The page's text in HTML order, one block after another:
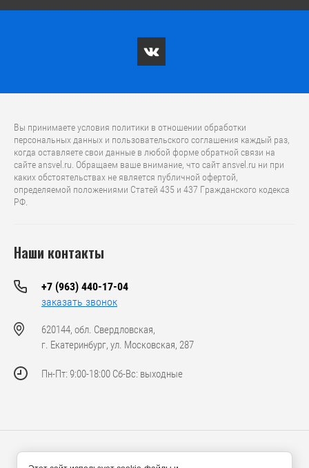
Вы принимаете условия политики в отношении обработки
персональных данных и пользовательского соглашения каждый раз,
когда оставляете свои данные в любой форме обратной связи на
сайте ansvel.ru. Обращаем ваше внимание, что caйт ansvel.ru ни при
каких обстоятельствах не является публичной офертой,
определяемой положениями Статей 435 и 437 Гражданского кодекса
РФ.
Наши контакты
+7 (963) 440-17-04
заказать звонок
620144, обл. Свердловская,
г. Екатеринбург, ул. Московская, 287
Пн-Пт: 9:00-18:00 Сб-Вс: выходные